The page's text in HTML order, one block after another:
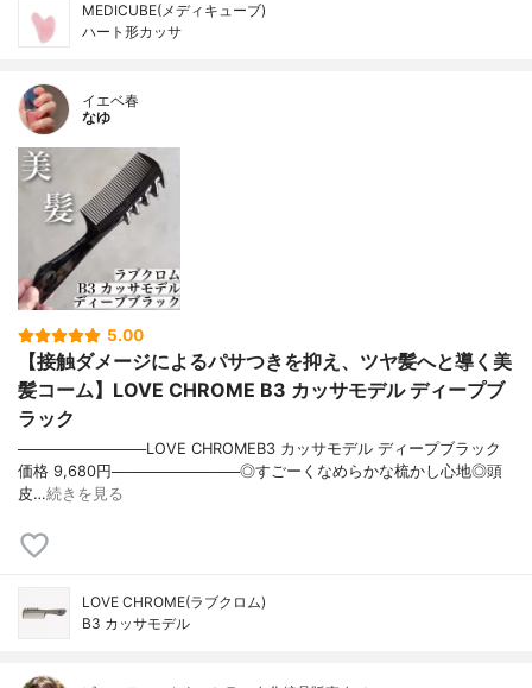
MEDICUBE(メディキューブ)
ハート形カッサ
イエベ春
なゆ
5.00
【接触ダメージによるパサつきを抑え、ツヤ髪へと導く美
髪コーム】LOVE CHROME B3 カッサモデル ディープブ
ラック
────────────LOVE CHROMEB3 カッサモデル ディープブラック
価格 9,680円────────────◎すごーくなめらかな梳かし心地◎頭
皮…続きを見る
LOVE CHROME(ラブクロム)
B3 カッサモデル